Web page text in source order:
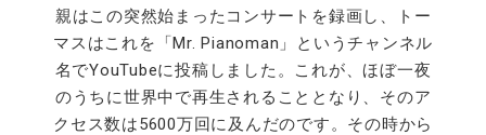
親はこの突然始まったコンサートを録画し、トー
マスはこれを「Mr. Pianoman」というチャンネル
名でYouTubeに投稿しました。これが、ほぼ一夜
のうちに世界中で再生されることとなり、そのア
クセス数は5600万回に及んだのです。その時から